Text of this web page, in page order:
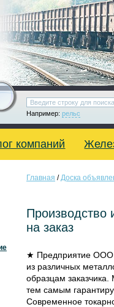
Например: рельс
компаний
Главная /Доска
Производство
на заказ
★ Предприятие ООО
из различных
образцам
тем самым
Современное